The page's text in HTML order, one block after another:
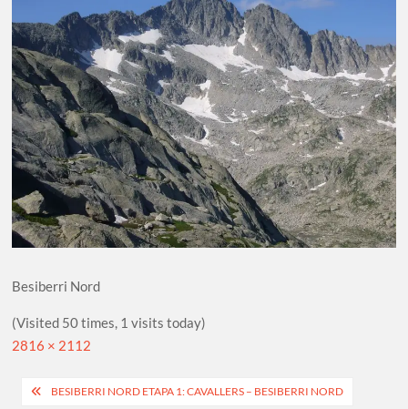
Besiberri Nord
(Visited 50 times, 1 visits today)
Full
2816 × 2112
Navegació
BESIBERRI NORD ETAPA 1: CAVALLERS – BESIBERRI NORD